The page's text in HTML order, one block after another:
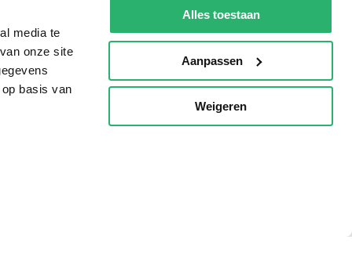
media te
onze site
basis van
Alles toestaan
Aanpassen
Weigeren